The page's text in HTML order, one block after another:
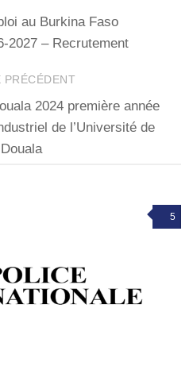
au Burkina Faso
2027 – Recrutement
PRÉCÉDENT
2024 première année
de l’Université de
Douala
5